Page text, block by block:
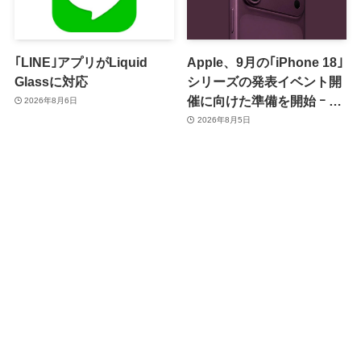
｢LINE｣アプリがLiquid
Glassに対応
2026年8月6日
Apple、9月の｢iPhone 18｣
シリーズの発表イベント開
催に向けた準備を開始 ｰ 9
月8日か9月9日に開催見込
2026年8月5日